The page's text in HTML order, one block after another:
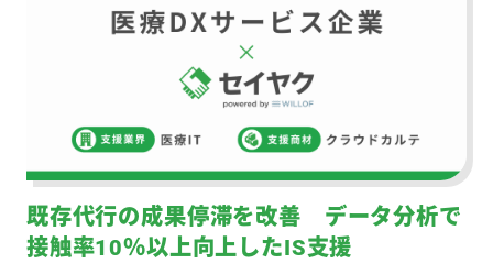
既存代行の成果停滞を改善 データ分析で
接触率10％以上向上したIS支援